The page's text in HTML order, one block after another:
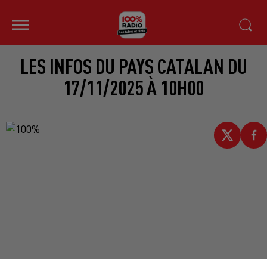
LES INFOS DU PAYS CATALAN DU
17/11/2025 À 10H00